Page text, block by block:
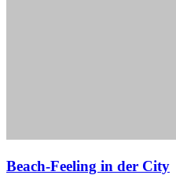
Beach-Feeling in der City